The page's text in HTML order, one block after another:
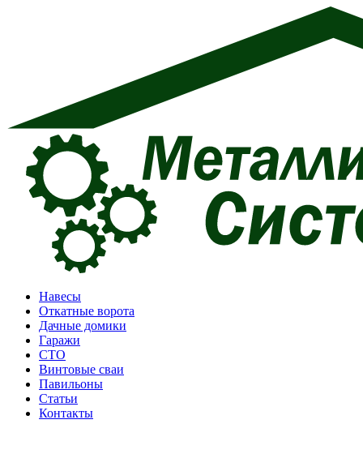
Навесы
Откатные ворота
Дачные домики
Гаражи
СТО
Винтовые сваи
Павильоны
Статьи
Контакты